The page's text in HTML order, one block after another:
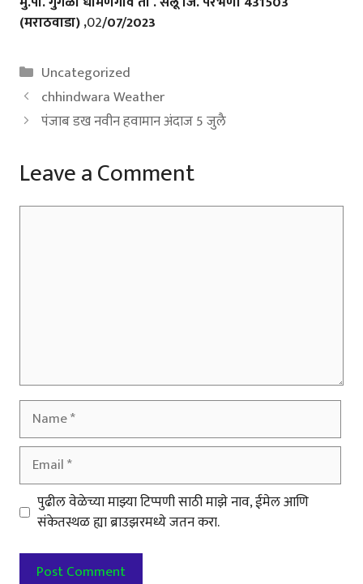
(मराठवाडा) ,02/07/2023
Categories
Uncategorized
chhindwara Weather
पंजाब डख नवीन हवामान अंदाज 5 जुलै
Leave a Comment
Comment
Name
Email
पुढील वेळेच्या माझ्या टिप्पणी साठी माझे नाव, ईमेल आणि
संकेतस्थळ ह्या ब्राउझरमध्ये जतन करा.